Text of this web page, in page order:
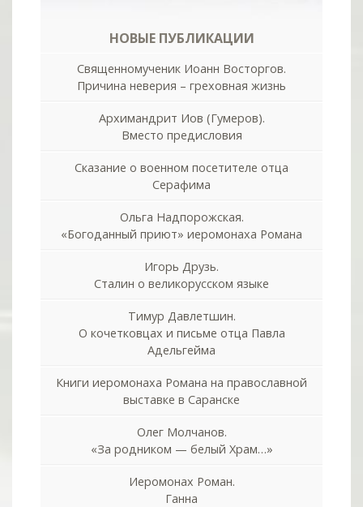
НОВЫЕ ПУБЛИКАЦИИ
Священномученик Иоанн Восторгов.
Причина неверия – греховная жизнь
Архимандрит Иов (Гумеров).
Вместо предисловия
Сказание о военном посетителе отца
Серафима
Ольга Надпорожская.
«Богоданный приют» иеромонаха Романа
Игорь Друзь.
Сталин о великорусском языке
Тимур Давлетшин.
О кочетковцах и письме отца Павла
Адельгейма
Книги иеромонаха Романа на православной
выставке в Саранске
Олег Молчанов.
«За родником — белый Храм…»
Иеромонах Роман.
Ганна